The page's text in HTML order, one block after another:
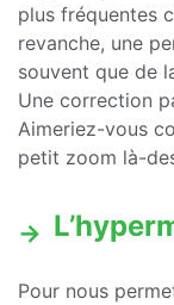
plus fréquentes
revanche, une
souvent que de
Une correction
Aimeriez-vous
petit zoom là-
Pour nous